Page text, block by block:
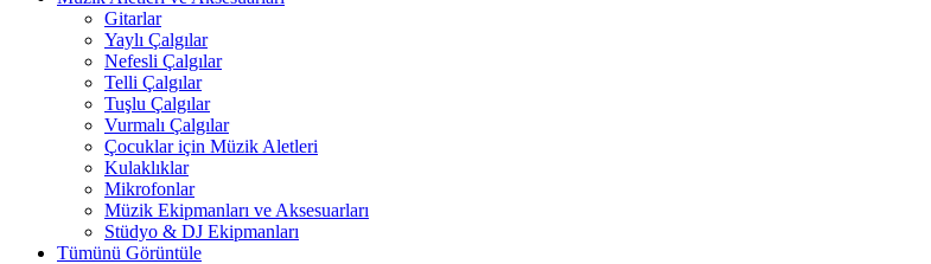
Gitarlar
Yaylı Çalgılar
Nefesli Çalgılar
Telli Çalgılar
Tuşlu Çalgılar
Vurmalı Çalgılar
Çocuklar için Müzik Aletleri
Kulaklıklar
Mikrofonlar
Müzik Ekipmanları ve Aksesuarları
Stüdyo & DJ Ekipmanları
Tümünü Görüntüle